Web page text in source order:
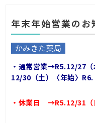
年末年始営業のお
かみきた薬局
・通常営業→R5.12/27（
12/30（土）〈年始〉
・休業日 →R5.12/31（